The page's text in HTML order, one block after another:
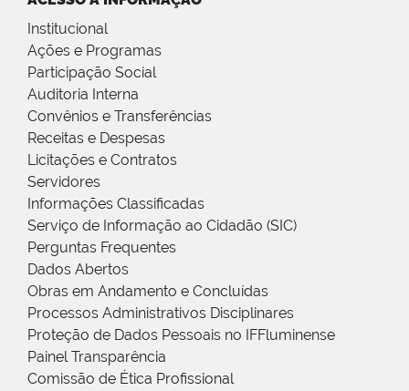
Institucional
Ações e Programas
Participação Social
Auditoria Interna
Convênios e Transferências
Receitas e Despesas
Licitações e Contratos
Servidores
Informações Classificadas
Serviço de Informação ao Cidadão (SIC)
Perguntas Frequentes
Dados Abertos
Obras em Andamento e Concluídas
Processos Administrativos Disciplinares
Proteção de Dados Pessoais no IFFluminense
Painel Transparência
Comissão de Ética Profissional